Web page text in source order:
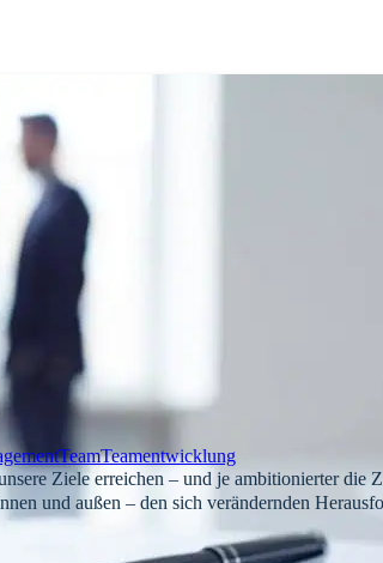
TeamTeamentwicklung
Ziele erreichen – und je ambitionierter
und außen – den sich verändernden